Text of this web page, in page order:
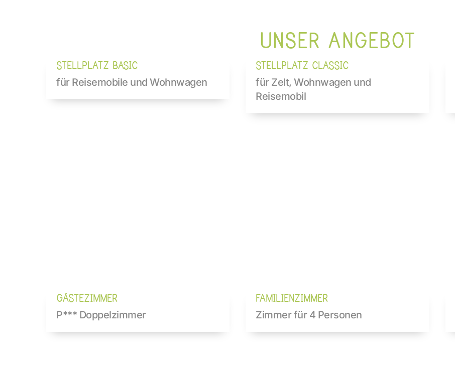
UNSER ANGEBOT
STELLPLATZ BASIC
für Reisemobile und Wohnwagen
STELLPLATZ CLASSIC
für Zelt, Wohnwagen und
Reisemobil
GÄSTEZIMMER
P*** Doppelzimmer
FAMILIENZIMMER
Zimmer für 4 Personen